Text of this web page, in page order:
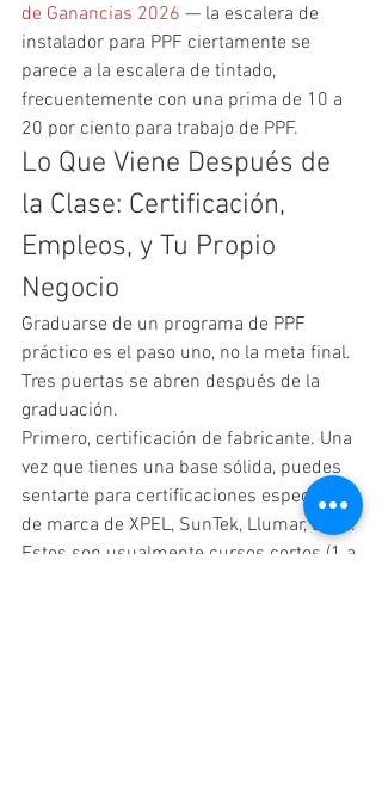
de Ganancias 2026 — la escalera de
instalador para PPF ciertamente se
parece a la escalera de tintado,
frecuentemente con una prima de 10 a
20 por ciento para trabajo de PPF.
Lo Que Viene Después de
la Clase: Certificación,
Empleos, y Tu Propio
Negocio
Graduarse de un programa de PPF
práctico es el paso uno, no la meta final.
Tres puertas se abren después de la
graduación.
Primero, certificación de fabricante. Una
vez que tienes una base sólida, puedes
sentarte para certificaciones específicas
de marca de XPEL, SunTek, Llumar, o 3M.
Estos son usualmente cursos cortos (1 a